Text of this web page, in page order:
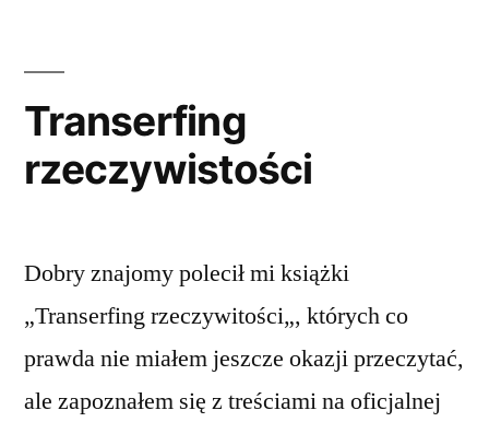
Transerfing
rzeczywistości
Dobry znajomy polecił mi książki
„Transerfing rzeczywitości„, których co
prawda nie miałem jeszcze okazji przeczytać,
ale zapoznałem się z treściami na oficjalnej